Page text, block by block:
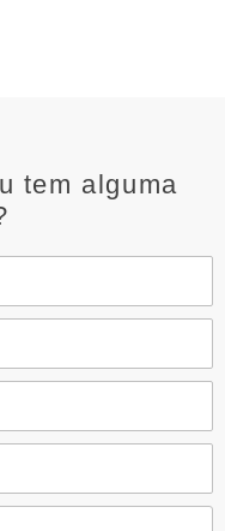
tem alguma